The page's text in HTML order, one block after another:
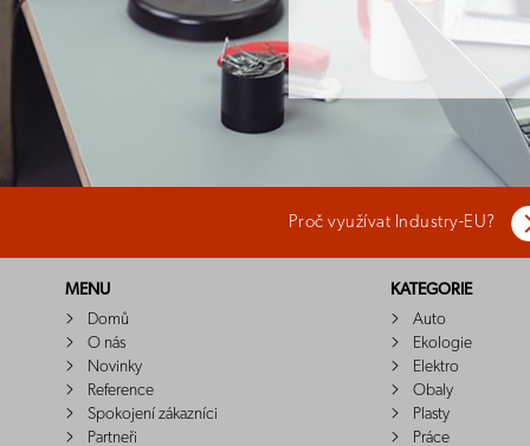
Proč využívat Industry-EU?
MENU
Domů
O nás
Novinky
Reference
Spokojení zákazníci
Partneři
KATEGORIE
Auto
Ekologie
Elektro
Obaly
Plasty
Práce